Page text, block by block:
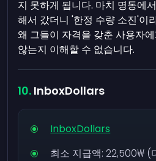
지 못하게 됩니다. 마치 명동에
해서 갔더니 '한정 수량 소진'이
왜 그들이 자격을 갖춘 사용자
않는지 이해할 수 없습니다.
InboxDollars
InboxDollars
최소 지급액:22,500₩ (